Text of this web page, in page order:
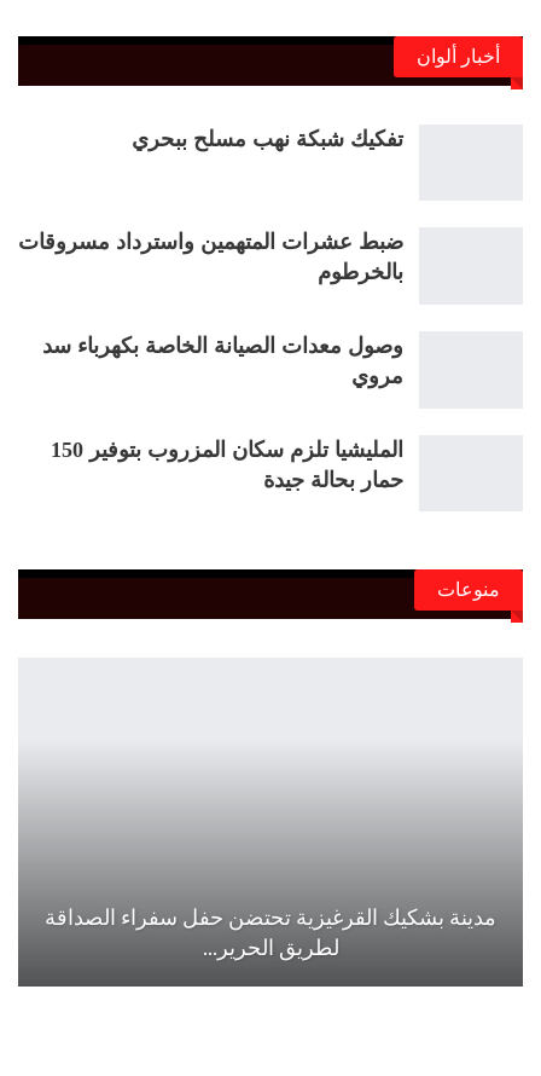
أخبار ألوان
تفكيك شبكة نهب مسلح ببحري
ضبط عشرات المتهمين واسترداد مسروقات
بالخرطوم
وصول معدات الصيانة الخاصة بكهرباء سد
مروي
المليشيا تلزم سكان المزروب بتوفير 150
حمار بحالة جيدة
منوعات
مدينة بشكيك القرغيزية تحتضن حفل سفراء الصداقة
لطريق الحرير…